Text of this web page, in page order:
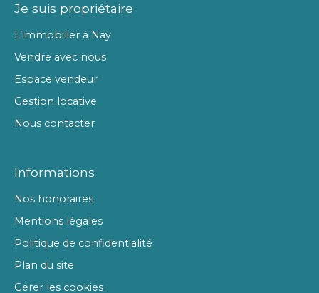
Je suis propriétaire
L’immobilier à Nay
Vendre avec nous
Espace vendeur
Gestion locative
Nous contacter
Informations
Nos honoraires
Mentions légales
Politique de confidentialité
Plan du site
Gérer les cookies